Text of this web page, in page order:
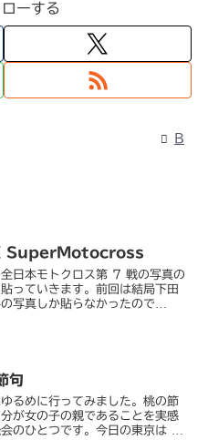
ーする
B
SuperMotocross
日本モトクロス第 7 戦の写真の
っていきます。前回は結局下田
写真しか貼らなかったので
句
るめに行ってみました。桃の節
が女の子の親であることを実感
のひとつです。今日の東京は 3